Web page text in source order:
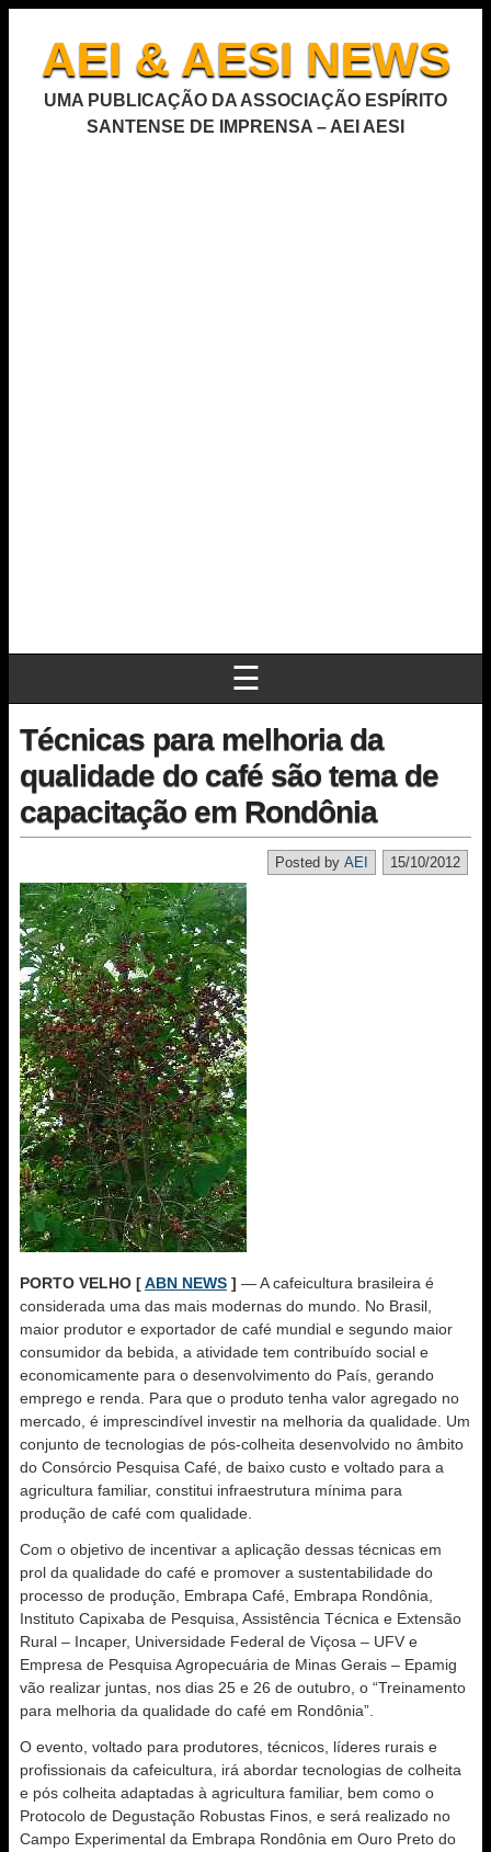
AEI & AESI NEWS
UMA PUBLICAÇÃO DA ASSOCIAÇÃO ESPÍRITO
SANTENSE DE IMPRENSA – AEI AESI
☰
Técnicas para melhoria da
qualidade do café são tema de
capacitação em Rondônia
15/10/2012
Posted by AEI
PORTO VELHO [ABN NEWS ] — A cafeicultura brasileira é
considerada uma das mais modernas do mundo. No Brasil,
maior produtor e exportador de café mundial e segundo maior
consumidor da bebida, a atividade tem contribuído social e
economicamente para o desenvolvimento do País, gerando
emprego e renda. Para que o produto tenha valor agregado no
mercado, é imprescindível investir na melhoria da qualidade. Um
conjunto de tecnologias de pós-colheita desenvolvido no âmbito
do Consórcio Pesquisa Café, de baixo custo e voltado para a
agricultura familiar, constitui infraestrutura mínima para
produção de café com qualidade.
Com o objetivo de incentivar a aplicação dessas técnicas em
prol da qualidade do café e promover a sustentabilidade do
processo de produção, Embrapa Café, Embrapa Rondônia,
Instituto Capixaba de Pesquisa, Assistência Técnica e Extensão
Rural – Incaper, Universidade Federal de Viçosa – UFV e
Empresa de Pesquisa Agropecuária de Minas Gerais – Epamig
vão realizar juntas, nos dias 25 e 26 de outubro, o “Treinamento
para melhoria da qualidade do café em Rondônia”.
O evento, voltado para produtores, técnicos, líderes rurais e
profissionais da cafeicultura, irá abordar tecnologias de colheita
e pós colheita adaptadas à agricultura familiar, bem como o
Protocolo de Degustação Robustas Finos, e será realizado no
Campo Experimental da Embrapa Rondônia em Ouro Preto do